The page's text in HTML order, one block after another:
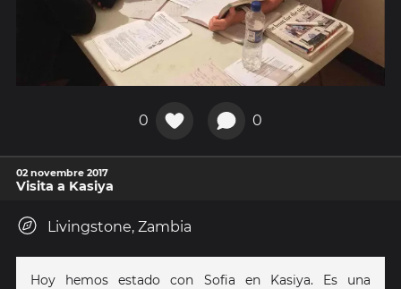
0 0
02 novembre 2017
Visita a Kasiya
Livingstone, Zambia
Hoy hemos estado con Sofia en Kasiya. Es una